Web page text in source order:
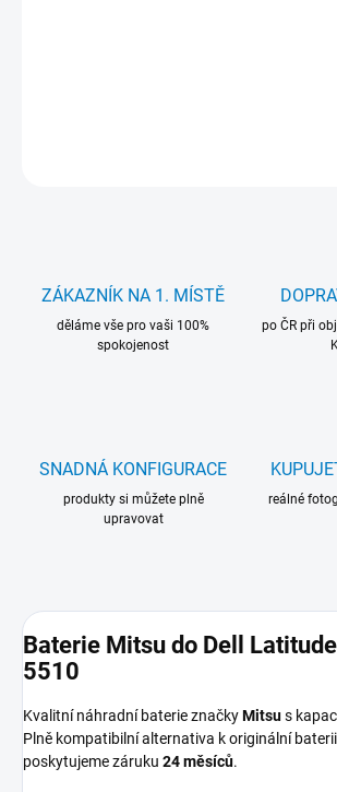
ZÁKAZNÍK NA 1. MÍSTĚ
děláme vše pro vaši 100%
spokojenost
po ČR při
SNADNÁ KONFIGURACE
produkty si můžete plně
upravovat
reálné
Baterie Mitsu do Dell
5510
Kvalitní náhradní baterie značkyMitsus
Plně kompatibilní alternativa k originální
poskytujeme záruku 24 měsíců.